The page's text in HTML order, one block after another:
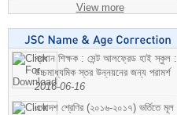
View more
প্রধান শিক্ষক : সেন্ট আলফ্রেড হাই স্কুল :
উচ্চমাধ্যমিক স্তর উন্নয়নের জন্য পরামর্শ
2016-06-16
একাদশ শ্রেণির (২০১৬-২০১৭) ভর্তিতে মূল